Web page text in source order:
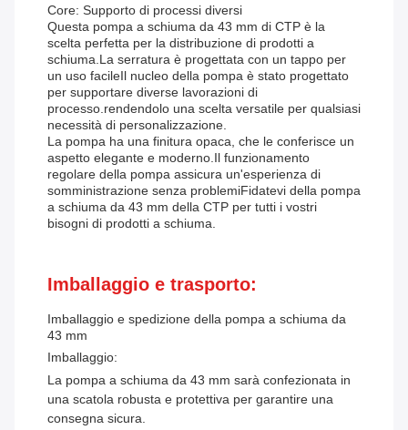
Core: Supporto di processi diversi
Questa pompa a schiuma da 43 mm di CTP è la
scelta perfetta per la distribuzione di prodotti a
schiuma.La serratura è progettata con un tappo per
un uso facileIl nucleo della pompa è stato progettato
per supportare diverse lavorazioni di
processo.rendendolo una scelta versatile per qualsiasi
necessità di personalizzazione.
La pompa ha una finitura opaca, che le conferisce un
aspetto elegante e moderno.Il funzionamento
regolare della pompa assicura un'esperienza di
somministrazione senza problemiFidatevi della pompa
a schiuma da 43 mm della CTP per tutti i vostri
bisogni di prodotti a schiuma.
Imballaggio e trasporto:
Imballaggio e spedizione della pompa a schiuma da
43 mm
Imballaggio:
La pompa a schiuma da 43 mm sarà confezionata in
una scatola robusta e protettiva per garantire una
consegna sicura.